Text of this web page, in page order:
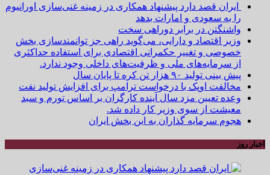
ایران قصد دارد پیشنهاد همکاری در زمینه غنی‌سازی اورانیوم
را به سعودی و امارات بدهد
واشنگتن در برابر دوراهی سخت
وزیر اقتصاد و دارایی، می‌گوید راهی جز توانمندسازی بخش
خصوصی و تغییر حکمرانی اقتصادی برای استفاده حداکثری
از سرمایه‌های ملی و ظرفیت‌های داخلی وجود ندارد.
پیش بینی تولید ۹۰ هزار تن کره تا پایان سال
مخالفت اوپک با درخواست ترامپ برای افزایش تولید نفت
وعده تعیین مزد سال آینده کارگران بر اساس تورم و سبد
معیشت از سوی وزیر کار داده شد.
هجوم سرمایه گذاران به این بخش ایران
اخبار روز